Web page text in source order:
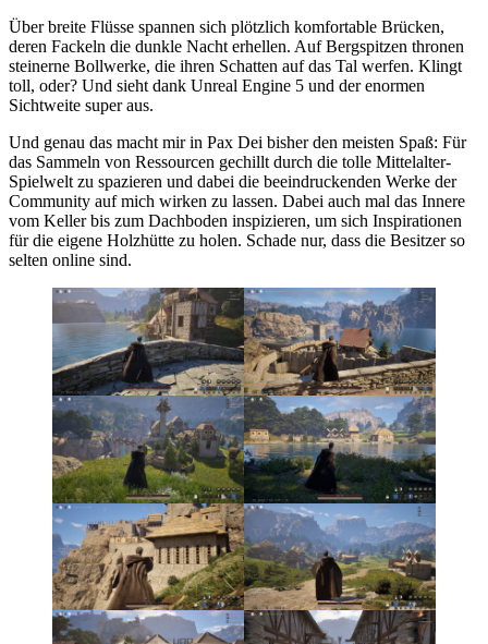
Über breite Flüsse spannen sich plötzlich komfortable Brücken,
deren Fackeln die dunkle Nacht erhellen. Auf Bergspitzen thronen
steinerne Bollwerke, die ihren Schatten auf das Tal werfen. Klingt
toll, oder? Und sieht dank Unreal Engine 5 und der enormen
Sichtweite super aus.
Und genau das macht mir in Pax Dei bisher den meisten Spaß: Für
das Sammeln von Ressourcen gechillt durch die tolle Mittelalter-
Spielwelt zu spazieren und dabei die beeindruckenden Werke der
Community auf mich wirken zu lassen. Dabei auch mal das Innere
vom Keller bis zum Dachboden inspizieren, um sich Inspirationen
für die eigene Holzhütte zu holen. Schade nur, dass die Besitzer so
selten online sind.